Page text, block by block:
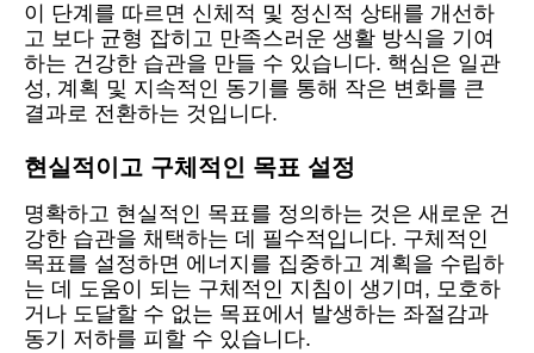
이 단계를 따르면 신체적 및 정신적 상태를 개선하
고 보다 균형 잡히고 만족스러운 생활 방식을 기여
하는 건강한 습관을 만들 수 있습니다. 핵심은 일관
성, 계획 및 지속적인 동기를 통해 작은 변화를 큰
결과로 전환하는 것입니다.
현실적이고 구체적인 목표 설정
명확하고 현실적인 목표를 정의하는 것은 새로운 건
강한 습관을 채택하는 데 필수적입니다. 구체적인
목표를 설정하면 에너지를 집중하고 계획을 수립하
는 데 도움이 되는 구체적인 지침이 생기며, 모호하
거나 도달할 수 없는 목표에서 발생하는 좌절감과
동기 저하를 피할 수 있습니다.